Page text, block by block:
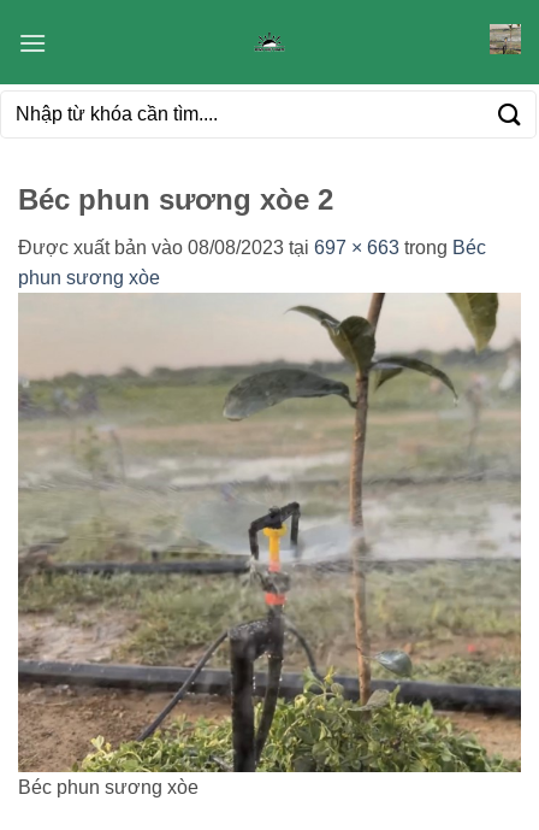
qua
dung
Tìm
Béc phun sương xòe 2
Được xuất bản vào 08/08/2023 tại 697 × 663 trong Béc
phun sương xòe
Béc phun sương xòe